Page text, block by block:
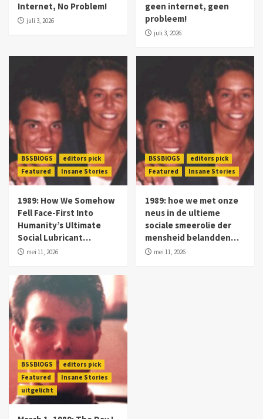
Internet, No Problem!
juli 3, 2026
geen internet, geen
probleem!
juli 3, 2026
BSSBlOGS
editors pick
Featured
Insane Stories
1989: How We Somehow
Fell Face-First Into
Humanity’s Ultimate
Social Lubricant…
mei 11, 2026
BSSBlOGS
editors pick
Featured
Insane Stories
1989: hoe we met onze
neus in de ultieme
sociale smeerolie der
mensheid belandden…
mei 11, 2026
BSSBlOGS
editors pick
Featured
Insane Stories
uitgelicht